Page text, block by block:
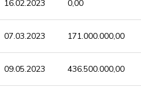
16.02.2023 0,00
07.03.2023 171.000.000,00
09.05.2023 436.500.000,00